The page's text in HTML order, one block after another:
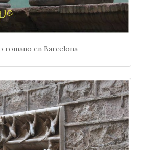
romano en Barcelona